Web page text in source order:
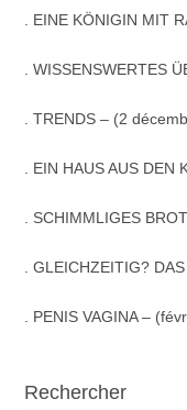
. EINE KÖNIGIN MIT
. WISSENSWERTES
. TRENDS – (2
. EIN HAUS AUS
. SCHIMMLIGES
. GLEICHZEITIG?
. PENIS VAGINA –
Rechercher